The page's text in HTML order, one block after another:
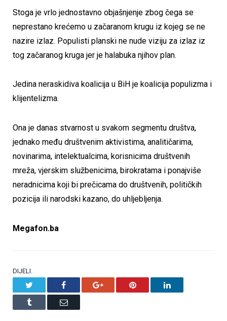
Stoga je vrlo jednostavno objašnjenje zbog čega se
neprestano krećemo u začaranom krugu iz kojeg se ne
nazire izlaz. Populisti planski ne nude viziju za izlaz iz
tog začaranog kruga jer je halabuka njihov plan.
Jedina neraskidiva koalicija u BiH je koalicija populizma i
klijentelizma.
Ona je danas stvarnost u svakom segmentu društva,
jednako među društvenim aktivistima, analitičarima,
novinarima, intelektualcima, korisnicima društvenih
mreža, vjerskim službenicima, birokratama i ponajviše
neradnicima koji bi prečicama do društvenih, političkih
pozicija ili narodski kazano, do uhljebljenja.
Megafon.ba
DIJELI.
Facebook Google+ Pinterest LinkedIn
Tumblr Email